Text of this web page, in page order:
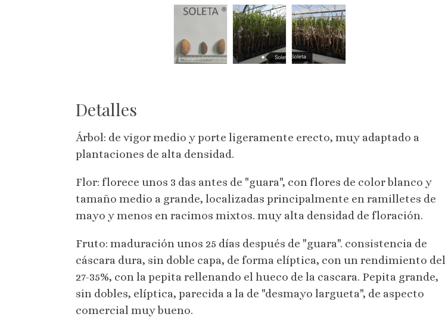
Detalles
Árbol: de vigor medio y porte ligeramente erecto, muy adaptado a
plantaciones de alta densidad.
Flor: florece unos 3 das antes de "guara", con flores de color blanco y
tamaño medio a grande, localizadas principalmente en ramilletes de
mayo y menos en racimos mixtos. muy alta densidad de floración.
Fruto: maduración unos 25 días después de "guara". consistencia de
cáscara dura, sin doble capa, de forma elíptica, con un rendimiento del
27-35%, con la pepita rellenando el hueco de la cascara. Pepita grande,
sin dobles, elíptica, parecida a la de "desmayo largueta", de aspecto
comercial muy bueno.